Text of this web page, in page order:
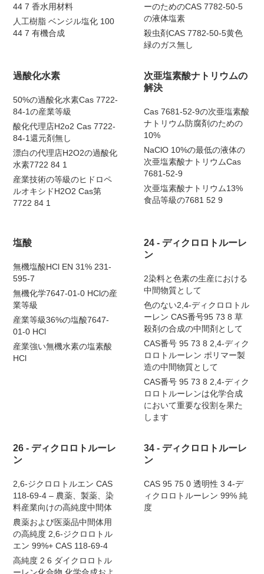
44 7 香水用材料
人工樹脂 ベンジル塩化 100
44 7 有機合成
ーのためのCAS 7782-50-5
の液体塩素
殺虫剤CAS 7782-50-5黄色
緑のガス無し
過酸化水素
50%の過酸化水素Cas 7722-
84-1の産業等級
酸化代理店H2o2 Cas 7722-
84-1還元剤無し
漂白の代理店H2O2の過酸化
水素7722 84 1
産業技術の等級のヒドロペ
ルオキシドH2O2 Cas第
7722 84 1
次亜塩素酸ナトリウムの
解決
Cas 7681-52-9の次亜塩素酸
ナトリウム防腐剤のための
10%
NaClO 10%の最低の液体の
次亜塩素酸ナトリウムCas
7681-52-9
次亜塩素酸ナトリウム13%
食品等級の7681 52 9
塩酸
無機塩酸HCl EN 31% 231-
595-7
無機化学7647-01-0 HClの産
業等級
産業等級36%の塩酸7647-
01-0 HCl
産業強い無機水素の塩素酸
HCl
24 - ディクロロトルーレ
ン
2染料と色素の生産における
中間物質として
色のない2,4-ディクロロトル
ーレン CAS番号95 73 8 草
殺剤の合成の中間剤として
CAS番号 95 73 8 2,4-ディク
ロロトルーレン ポリマー製
造の中間物質として
CAS番号 95 73 8 2,4-ディク
ロロトルーレンは化学合成
において重要な役割を果た
します
26 - ディクロロトルーレ
ン
2,6-ジクロロトルエン CAS
118-69-4 – 農薬、製薬、染
料産業向けの高純度中間体
農薬および医薬品中間体用
の高純度 2,6-ジクロロトル
エン 99%+ CAS 118-69-4
高純度 2 6 ダイクロロトル
34 - ディクロロトルーレ
ン
CAS 95 75 0 透明性 3 4-デ
ィクロロトルーレン 99% 純
度